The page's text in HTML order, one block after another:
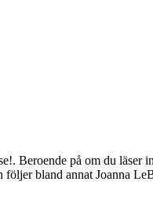
Beroende på om du läser
följer bland annat Joanna